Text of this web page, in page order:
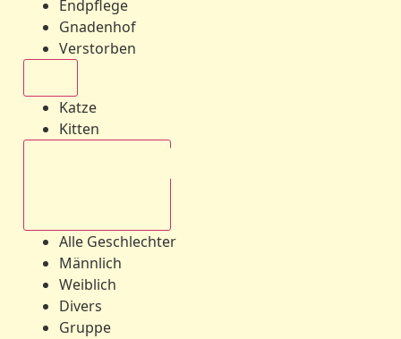
Endpflege
Gnadenhof
Verstorben
Katze
Kitten
Alle Geschlechter
Männlich
Weiblich
Divers
Gruppe